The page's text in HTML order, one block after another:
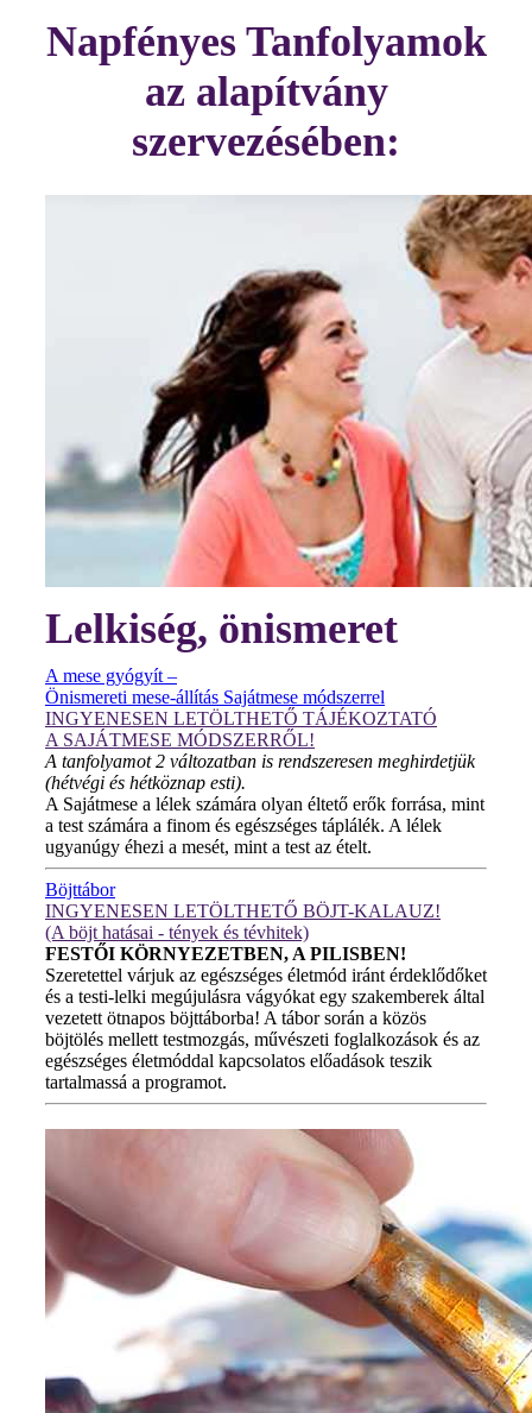
Napfényes Tanfolyamok
az alapítvány
szervezésében:
Lelkiség, önismeret
A mese gyógyít –
Önismereti mese-állítás Sajátmese módszerrel
INGYENESEN LETÖLTHETŐ TÁJÉKOZTATÓ
A SAJÁTMESE MÓDSZERRŐL!
A tanfolyamot 2 változatban is rendszeresen meghirdetjük
(hétvégi és hétköznap esti).
A Sajátmese a lélek számára olyan éltető erők forrása, mint
a test számára a finom és egészséges táplálék. A lélek
ugyanúgy éhezi a mesét, mint a test az ételt.
Böjttábor
INGYENESEN LETÖLTHETŐ BÖJT-KALAUZ!
(A böjt hatásai - tények és tévhitek)
FESTŐI KÖRNYEZETBEN, A PILISBEN!
Szeretettel várjuk az egészséges életmód iránt érdeklődőket
és a testi-lelki megújulásra vágyókat egy szakemberek által
vezetett ötnapos böjttáborba! A tábor során a közös
böjtölés mellett testmozgás, művészeti foglalkozások és az
egészséges életmóddal kapcsolatos előadások teszik
tartalmassá a programot.